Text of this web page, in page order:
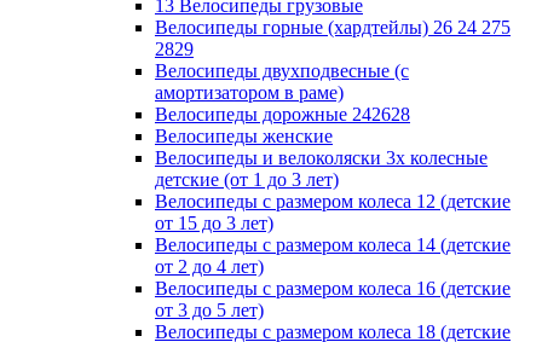
13 Велосипеды грузовые
Велосипеды горные (хардтейлы) 26 24 275
2829
Велосипеды двухподвесные (с
амортизатором в раме)
Велосипеды дорожные 242628
Велосипеды женские
Велосипеды и велоколяски 3х колесные
детские (от 1 до 3 лет)
Велосипеды с размером колеса 12 (детские
от 15 до 3 лет)
Велосипеды с размером колеса 14 (детские
от 2 до 4 лет)
Велосипеды с размером колеса 16 (детские
от 3 до 5 лет)
Велосипеды с размером колеса 18 (детские